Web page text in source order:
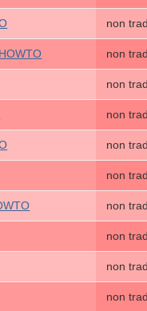
non
non
non
non
non
non
non
non
non
non